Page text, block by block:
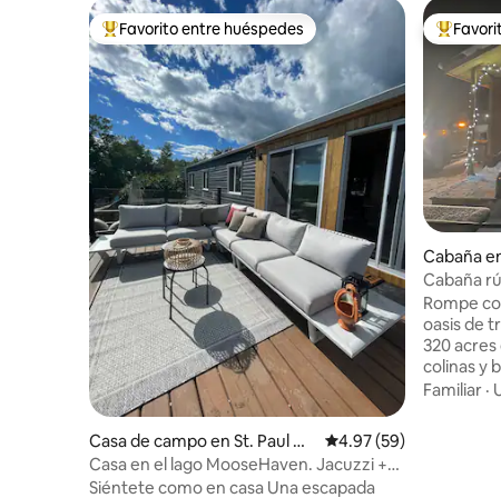
Favorito entre huéspedes preferido
Favorito entre huéspedes
Casa de campo en St. Paul Co
unty No. 19
Calificación promedio:
4.97 (59)
Casa en el lago MooseHaven. Jacuzzi +
impresionantes vistas
Siéntete como en casa Una escapada
Favorito
Cabaña
9
Cabaña
red
Rompe
oasis de
320
colinas y
Familiar ·